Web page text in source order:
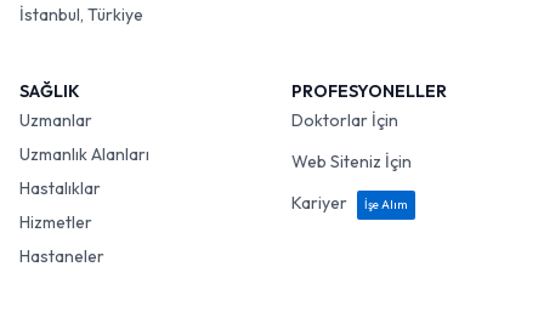
İstanbul, Türkiye
SAĞLIK
Uzmanlar
Uzmanlık Alanları
Hastalıklar
Hizmetler
Hastaneler
PROFESYONELLER
Doktorlar İçin
Web Siteniz İçin
Kariyer
İşe Alım